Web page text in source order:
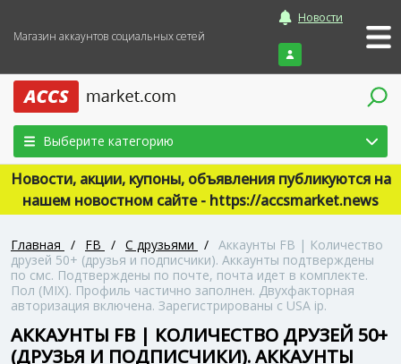
Магазин аккаунтов социальных сетей
Новости
Войти
Выберите категорию
Новости, акции, купоны, объявления публикуются на
нашем новостном сайте - https://accsmarket.news
Главная / FB / С друзьями / Аккаунты FB | Количество
друзей 50+ (друзья и подписчики). Аккаунты подтверждены
по смс. Подтверждены по почте, почта идет в комплекте.
Пол (MIX). Профиль частично заполнен. Двухфакторная
авторизация включена. Зарегистрированы с USA ip.
АККАУНТЫ FB | КОЛИЧЕСТВО ДРУЗЕЙ 50+
(ДРУЗЬЯ И ПОДПИСЧИКИ). АККАУНТЫ